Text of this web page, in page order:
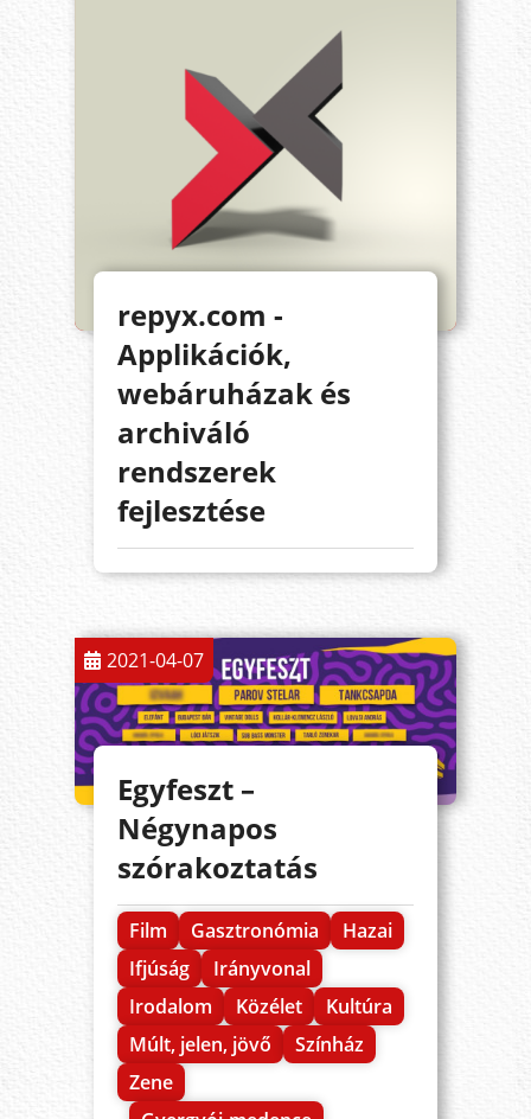
repyx.com -
Applikációk,
webáruházak és
archiváló
rendszerek
fejlesztése
2021-04-07
Egyfeszt –
Négynapos
szórakoztatás
Film Gasztronómia
Hazai
Ifjúság
Irányvonal
Irodalom
Közélet
Kultúra
Múlt, jelen, jövő
Színház
Zene